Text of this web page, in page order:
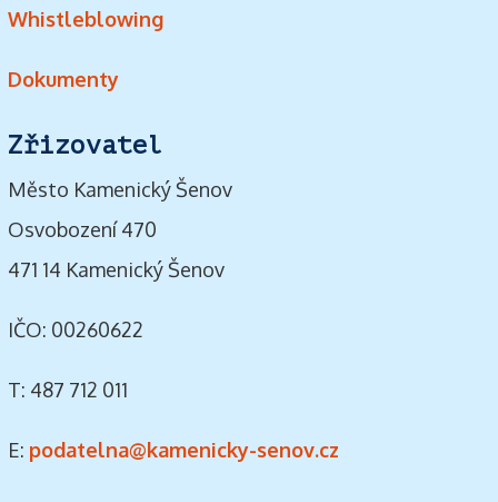
Whistleblowing
Dokumenty
Zřizovatel
Město Kamenický Šenov
Osvobození 470
471 14 Kamenický Šenov
IČO: 00260622
T: 487 712 011
E: podatelna@kamenicky-senov.cz